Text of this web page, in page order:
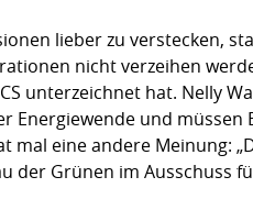
lieber zu verstecken,
nicht verzeihen
unterzeichnet hat. Nelly
Energiewende und
mal eine andere Meinung:
der Grünen im Ausschuss